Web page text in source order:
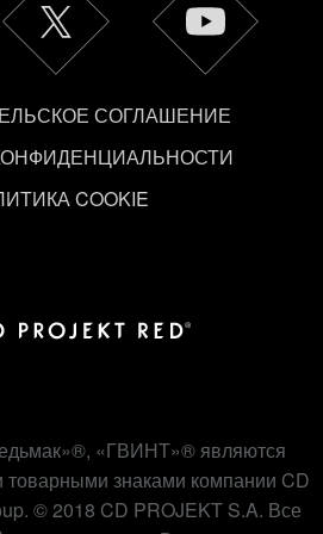
cookie, и изменить
можно в меню
СОГЛАШЕНИЕ
COOKIE
«ГВИНТ»® являются
товарными знаками компании CD
© 2018 CD PROJEKT S.A. Все